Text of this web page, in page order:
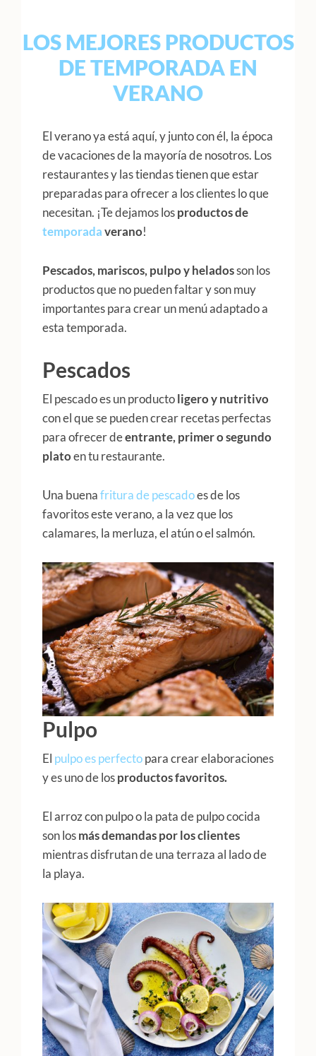
LOS MEJORES PRODUCTOS
DE TEMPORADA EN
VERANO
El verano ya está aquí, y junto con él, la época
de vacaciones de la mayoría de nosotros. Los
restaurantes y las tiendas tienen que estar
preparadas para ofrecer a los clientes lo que
necesitan. ¡Te dejamos losproductos de
temporadaverano!
Pescados, mariscos, pulpo y heladosson los
productos que no pueden faltar y son muy
importantes para crear un menú adaptado a
esta temporada.
Pescados
El pescado es un productoligero y nutritivo
con el que se pueden crear recetas perfectas
para ofrecer deentrante, primer o segundo
platoen tu restaurante.
Una buenafritura de pescadoes de los
favoritos este verano, a la vez que los
calamares, la merluza, el atún o el salmón.
Pulpo
El pulpo es perfectopara crear elaboraciones
y es uno de losproductos favoritos.
El arroz con pulpo o la pata de pulpo cocida
son losmás demandas por los clientes
mientras disfrutan de una terraza al lado de
la playa.